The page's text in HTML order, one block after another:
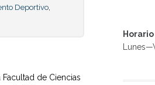
Deportivo,
de Ciencias
Horario